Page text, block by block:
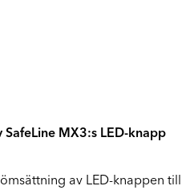
MX3:s LED-knapp
av LED-knappen till